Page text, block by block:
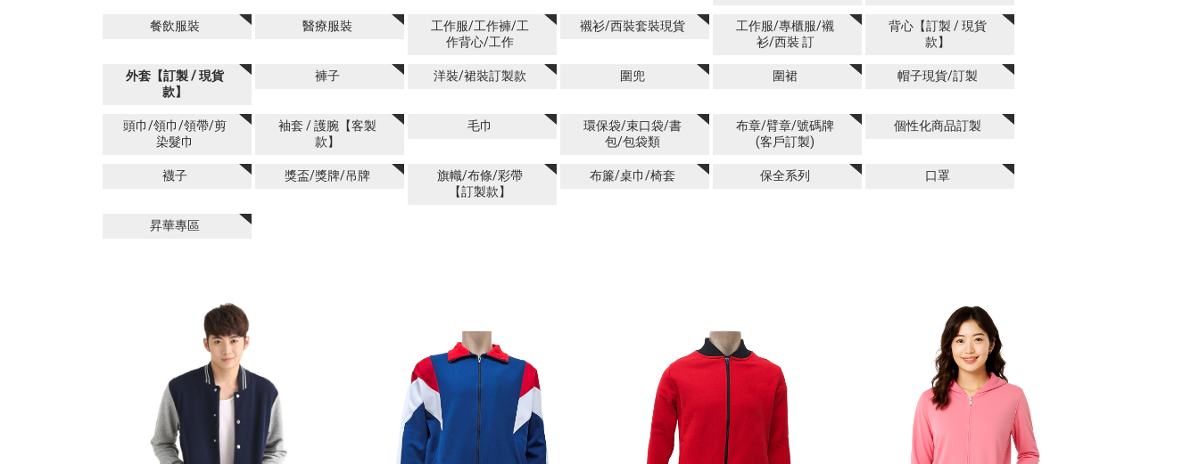
餐飲服裝 醫療服裝
工作服/工作褲/工
作背心/工作
襯衫/西裝套裝現貨
工作服/專櫃服/襯
衫/西裝 訂
背心【訂製 / 現貨
款】
外套【訂製 / 現貨
款】
褲子 洋裝/裙裝訂製款 圍兜 圍裙 帽子現貨/訂製
頭巾/領巾/領帶/剪
染髮巾
袖套 / 護腕【客製
款】
毛巾
環保袋/束口袋/書
包/包袋類
布章/臂章/號碼牌
(客戶訂製)
個性化商品訂製
襪子 獎盃/獎牌/吊牌
旗幟/布條/彩帶
【訂製款】
布簾/桌巾/椅套 保全系列 口罩
昇華專區